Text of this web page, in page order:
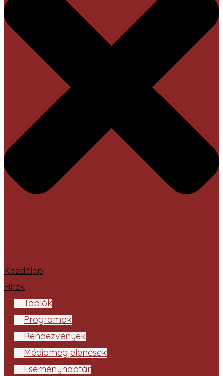
Kezdőlap
Hírek
Tablók
Programok
Rendezvények
Médiamegjelenések
Eseménynaptár